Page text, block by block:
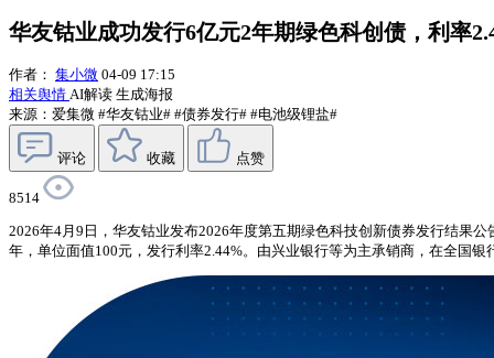
华友钴业成功发行6亿元2年期绿色科创债，利率
作者： 集小微 04-09 17:15
相关舆情 AI解读 生成海报
来源：爱集微 #华友钴业# #债券发行# #电池级锂盐#
评论 收藏 点赞
8514
2026年4月9日，华友钴业发布2026年度第五期绿色科技创新债券发行结果
年，单位面值100元，发行利率2.44%。由兴业银行等为主承销商，在全国